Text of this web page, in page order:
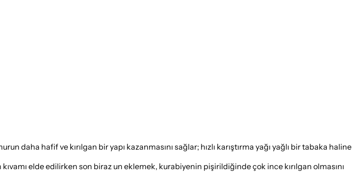
daha hafif ve kırılgan bir yapı kazanmasını sağlar; hızlı karıştırma yağı yağlı bir tabaka haline
elde edilirken son biraz un eklemek, kurabiyenin pişirildiğinde çok ince kırılgan olmasını